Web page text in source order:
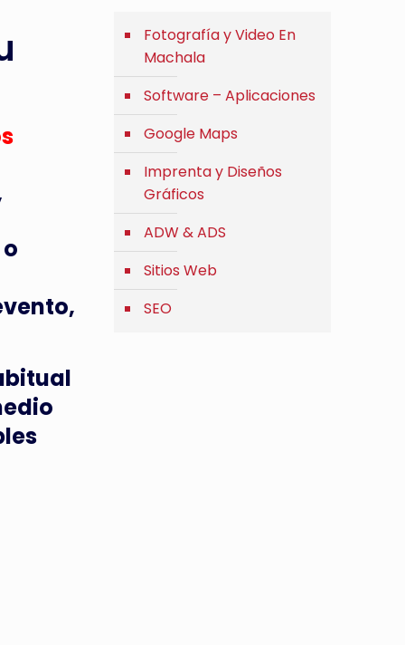
Fotografía y Video En
Machala
Software – Aplicaciones
Google Maps
Imprenta y Diseños
Gráficos
ADW & ADS
Sitios Web
SEO